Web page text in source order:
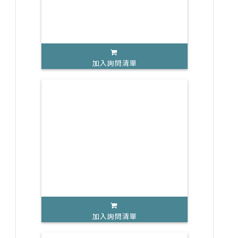
加入詢問清單
加入詢問清單